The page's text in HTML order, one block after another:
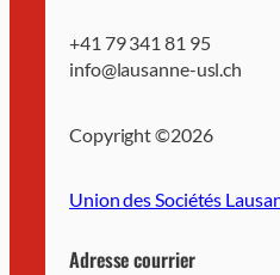
+41 79 341 81 95
info@lausanne-usl.ch
Copyright ©2026
Union des Sociétés
Adresse courrier